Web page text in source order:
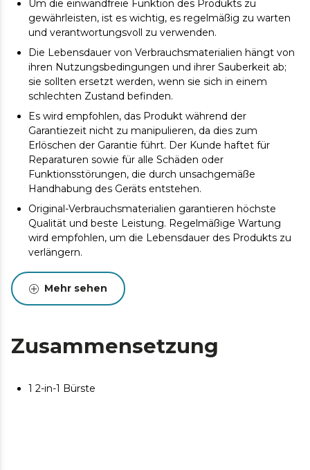
Um die einwandfreie Funktion des Produkts zu
gewährleisten, ist es wichtig, es regelmäßig zu warten
und verantwortungsvoll zu verwenden.
Die Lebensdauer von Verbrauchsmaterialien hängt von
ihren Nutzungsbedingungen und ihrer Sauberkeit ab;
sie sollten ersetzt werden, wenn sie sich in einem
schlechten Zustand befinden.
Es wird empfohlen, das Produkt während der
Garantiezeit nicht zu manipulieren, da dies zum
Erlöschen der Garantie führt. Der Kunde haftet für
Reparaturen sowie für alle Schäden oder
Funktionsstörungen, die durch unsachgemäße
Handhabung des Geräts entstehen.
Original-Verbrauchsmaterialien garantieren höchste
Qualität und beste Leistung. Regelmäßige Wartung
wird empfohlen, um die Lebensdauer des Produkts zu
verlängern.
Mehr sehen
Zusammensetzung
1 2-in-1 Bürste